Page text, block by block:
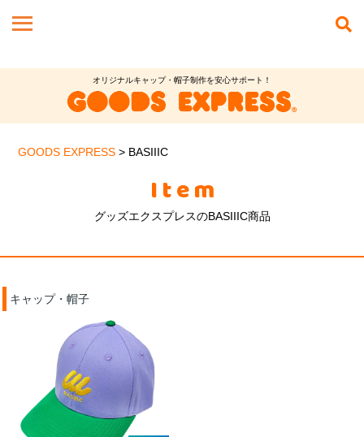
オリジナルキャップ・帽子制作を安心サポート！
GOODS EXPRESS > BASIIIC
Item
グッズエクスプレスのBASIIIC商品
キャップ・帽子